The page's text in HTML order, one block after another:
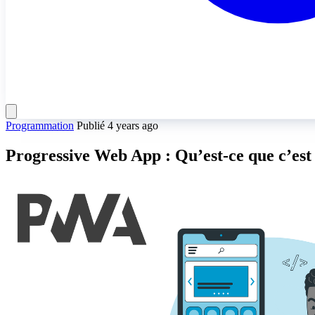
Programmation Publié 4 years ago
Progressive Web App : Qu’est-ce que c’est